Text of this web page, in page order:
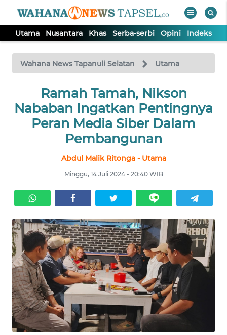
Utama Nusantara Khas Serba-serbi Opini Indeks
Wahana News Tapanuli Selatan Utama
Ramah Tamah, Nikson
Nababan Ingatkan Pentingnya
Peran Media Siber Dalam
Pembangunan
Abdul Malik Ritonga - Utama
Minggu, 14 Juli 2024 - 20:40 WIB
TV
Tutup
NUSANTARA
SERBI
OPINI
Informasi
INDEKS
BERITA
KONTAK
KAMI